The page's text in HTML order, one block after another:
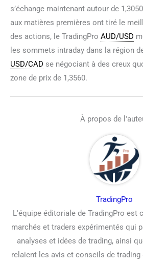
s’échange maintenant autour de
aux matières premières ont tiré le
des actions, le TradingPro AUD/USD
les sommets intraday dans la région
USD/CAD se négociant à des creux
zone de prix de 1,3560.
À propos de
TradingPro
L'équipe éditoriale de TradingPro est
marchés et traders expérimentés qui
analyses et idées de trading, ainsi
relaient les avis et conseils de